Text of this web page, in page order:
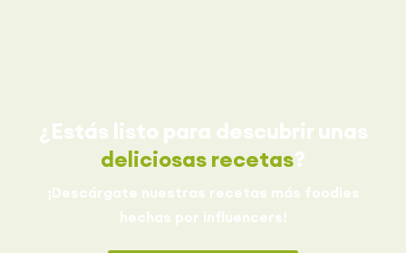
¿Estás listo para descubrir unas
deliciosas recetas?
¡Descárgate nuestras recetas más foodies
hechas por influencers!